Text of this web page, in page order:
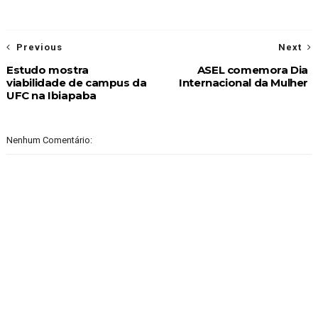
Next
ASEL comemora Dia
Internacional da Mulher
Previous
Estudo mostra
viabilidade de campus da
UFC na Ibiapaba
Nenhum Comentário: